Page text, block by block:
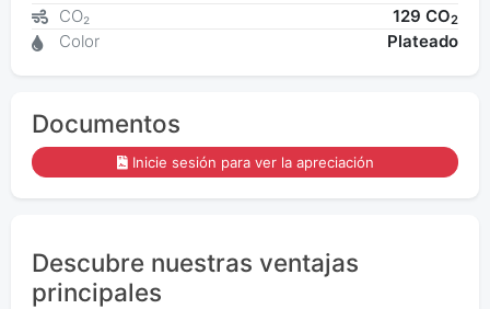
CO₂
129 CO2
Color Plateado
Documentos
Inicie sesión para ver la apreciación
Descubre nuestras ventajas
principales